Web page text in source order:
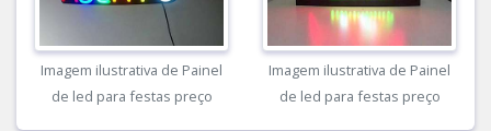
Imagem ilustrativa de Painel
de led para festas preço
Imagem ilustrativa de Painel
de led para festas preço